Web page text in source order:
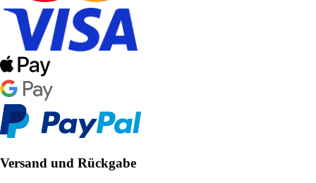
Versand und Rückgabe